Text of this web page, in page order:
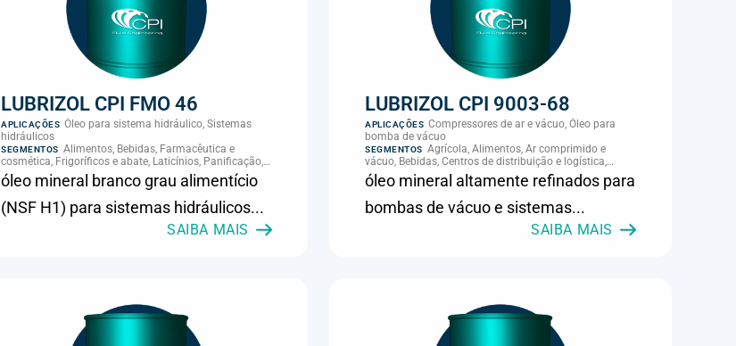
LUBRIZOL CPI FMO 46
APLICAÇÕES Óleo para sistema hidráulico, Sistemas
hidráulicos
SEGMENTOS Alimentos, Bebidas, Farmacêutica e
cosmética, Frigoríficos e abate, Laticínios, Panificação,
Supermercados e refrigeração comercial
óleo mineral branco grau alimentício
(NSF H1) para sistemas hidráulicos...
SAIBA MAIS
LUBRIZOL CPI 9003-68
APLICAÇÕES Compressores de ar e vácuo, Óleo para
bomba de vácuo
SEGMENTOS Agrícola, Alimentos, Ar comprimido e
vácuo, Bebidas, Centros de distribuição e logística,
Cimento, Climatização e HVAC, Data center,
Eletroeletrônica, Embalagens e latas, Energia (geração),
Eólico, Farmacêutica e cosmética, Frigoríficos e abate,
Laticínios, Madeira e móveis, Metalmecânica, Metalurgia
e fundição, Mineração, MRO e manutenção industrial,
Naval e portuário, Panificação, Papel e celulose,
óleo mineral altamente refinados para
bombas de vácuo e sistemas...
SAIBA MAIS